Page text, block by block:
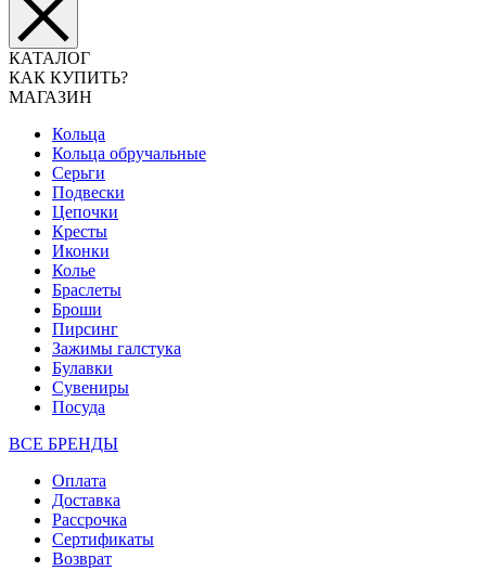
КАТАЛОГ
КАК КУПИТЬ?
МАГАЗИН
Кольца
Кольца обручальные
Серьги
Подвески
Цепочки
Кресты
Иконки
Колье
Браслеты
Броши
Пирсинг
Зажимы галстука
Булавки
Сувениры
Посуда
ВСЕ БРЕНДЫ
Оплата
Доставка
Рассрочка
Сертификаты
Возврат